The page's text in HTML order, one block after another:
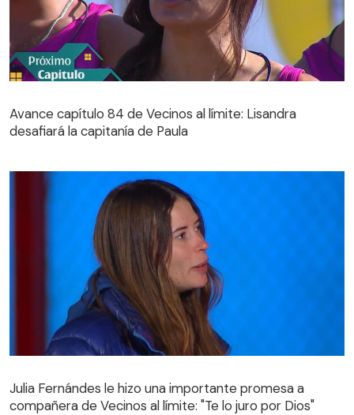
desafiará la capitanía de Paula
Avance capítulo 84 de Vecinos al límite: Lisandra
desafiará la capitanía de Paula
compañera de Vecinos al límite: "Te lo juro por Dios"
Julia Fernándes le hizo una importante promesa a
compañera de Vecinos al límite: "Te lo juro por Dios"